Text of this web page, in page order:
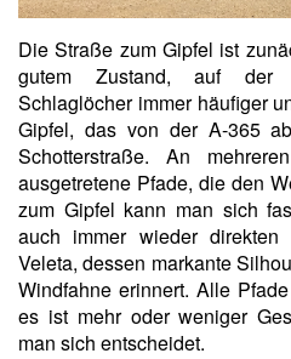
Die Straße zum Gipfel ist
gutem Zustand, auf der
Schlaglöcher immer häufiger
Gipfel, das von der A-365
Schotterstraße. An
ausgetretene Pfade, die den
zum Gipfel kann man sich
auch immer wieder
Veleta, dessen markante
Windfahne erinnert. Alle
es ist mehr oder weniger
man sich entscheidet.